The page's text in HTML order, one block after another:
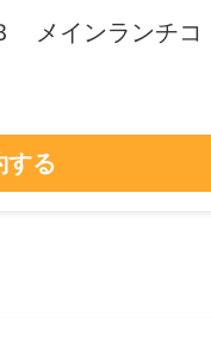
メインランチコ
する